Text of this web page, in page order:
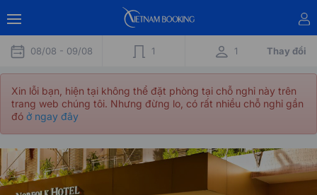
08/08 - 09/08 1 1 Thay đổi
Xin lỗi bạn, hiện tại không thể đặt phòng tại chỗ nghỉ này trên
trang web chúng tôi. Nhưng đừng lo, có rất nhiều chỗ nghỉ gần
đó ở ngay đây